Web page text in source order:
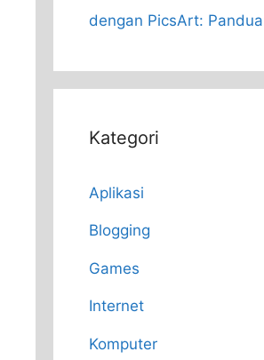
dengan PicsArt:
Kategori
Aplikasi
Blogging
Games
Internet
Komputer